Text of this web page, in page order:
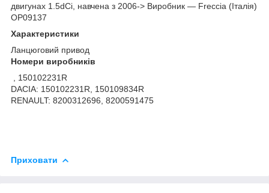
двигунах 1.5dCi, навчена з 2006-> Виробник — Freccia (Італія)
OP09137
Характеристики
Ланцюговий привод
Номери виробників
, 150102231R
DACIA: 150102231R, 150109834R
RENAULT: 8200312696, 8200591475
Приховати